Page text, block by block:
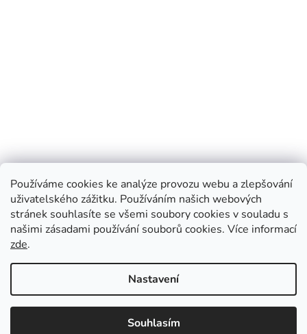
Používáme cookies ke analýze provozu webu a zlepšování
uživatelského zážitku. Používáním našich webových
stránek souhlasíte se všemi soubory cookies v souladu s
našimi zásadami používání souborů cookies. Více informací
zde.
Nastavení
Souhlasím
Informace k letnímu vydávání časopisu The Economist: 25. 7. –
vychází letní dvojčíslo, 1. 8. – časopis nevychází, 8. 8. – vychází
nastavení cookies